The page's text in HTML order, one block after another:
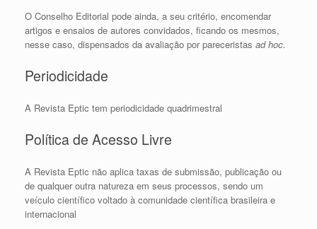
O Conselho Editorial pode ainda, a seu critério, encomendar
artigos e ensaios de autores convidados, ficando os mesmos,
nesse caso, dispensados da avaliação por pareceristas ad hoc.
Periodicidade
A Revista Eptic tem periodicidade quadrimestral
Política de Acesso Livre
A Revista Eptic não aplica taxas de submissão, publicação ou
de qualquer outra natureza em seus processos, sendo um
veículo científico voltado à comunidade científica brasileira e
internacional